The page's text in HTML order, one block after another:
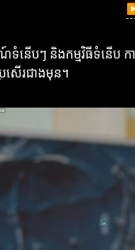
ើបៗ និងកម្មវិធីទំនើប ក
សើរជាងមុន។